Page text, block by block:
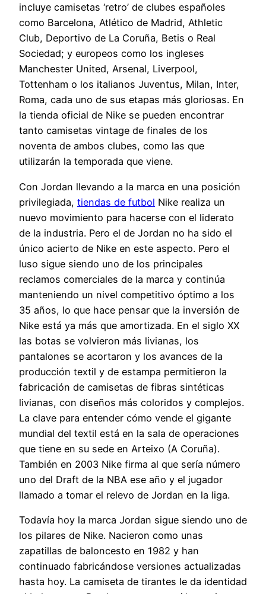
incluye camisetas ‘retro’ de clubes españoles
como Barcelona, Atlético de Madrid, Athletic
Club, Deportivo de La Coruña, Betis o Real
Sociedad; y europeos como los ingleses
Manchester United, Arsenal, Liverpool,
Tottenham o los italianos Juventus, Milan, Inter,
Roma, cada uno de sus etapas más gloriosas. En
la tienda oficial de Nike se pueden encontrar
tanto camisetas vintage de finales de los
noventa de ambos clubes, como las que
utilizarán la temporada que viene.
Con Jordan llevando a la marca en una posición
privilegiada, tiendas de futbol Nike realiza un
nuevo movimiento para hacerse con el liderato
de la industria. Pero el de Jordan no ha sido el
único acierto de Nike en este aspecto. Pero el
luso sigue siendo uno de los principales
reclamos comerciales de la marca y continúa
manteniendo un nivel competitivo óptimo a los
35 años, lo que hace pensar que la inversión de
Nike está ya más que amortizada. En el siglo XX
las botas se volvieron más livianas, los
pantalones se acortaron y los avances de la
producción textil y de estampa permitieron la
fabricación de camisetas de fibras sintéticas
livianas, con diseños más coloridos y complejos.
La clave para entender cómo vende el gigante
mundial del textil está en la sala de operaciones
que tiene en su sede en Arteixo (A Coruña).
También en 2003 Nike firma al que sería número
uno del Draft de la NBA ese año y el jugador
llamado a tomar el relevo de Jordan en la liga.
Todavía hoy la marca Jordan sigue siendo uno de
los pilares de Nike. Nacieron como unas
zapatillas de baloncesto en 1982 y han
continuado fabricándose versiones actualizadas
hasta hoy. La camiseta de tirantes le da identidad